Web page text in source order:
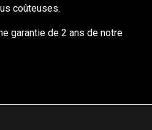
coûteuses.
garantie de 2 ans de notre